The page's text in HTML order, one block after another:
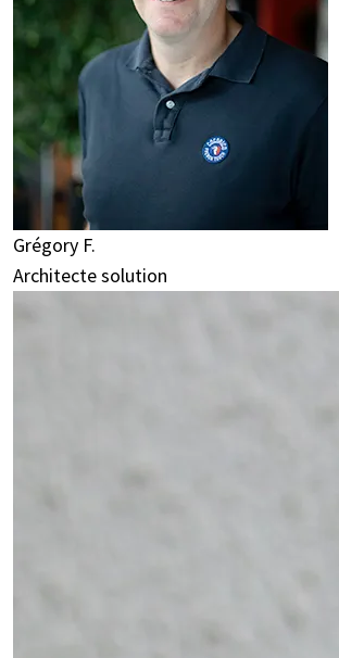
Grégory F.
Architecte solution